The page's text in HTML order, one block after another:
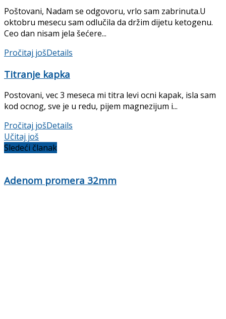
Poštovani, Nadam se odgovoru, vrlo sam zabrinuta.U
oktobru mesecu sam odlučila da držim dijetu ketogenu.
Ceo dan nisam jela šećere...
Pročitaj jošDetails
Titranje kapka
Postovani, vec 3 meseca mi titra levi ocni kapak, isla sam
kod ocnog, sve je u redu, pijem magnezijum i...
Pročitaj jošDetails
Učitaj još
Sledeći članak
Adenom promera 32mm